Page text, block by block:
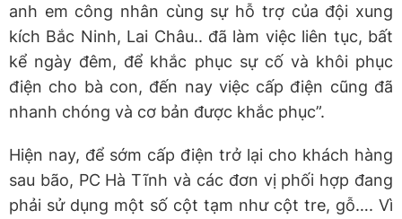
anh em công nhân cùng sự hỗ trợ của đội xung
kích Bắc Ninh, Lai Châu.. đã làm việc liên tục, bất
kể ngày đêm, để khắc phục sự cố và khôi phục
điện cho bà con, đến nay việc cấp điện cũng đã
nhanh chóng và cơ bản được khắc phục”.
Hiện nay, để sớm cấp điện trở lại cho khách hàng
sau bão, PC Hà Tĩnh và các đơn vị phối hợp đang
phải sử dụng một số cột tạm như cột tre, gỗ…. Vì